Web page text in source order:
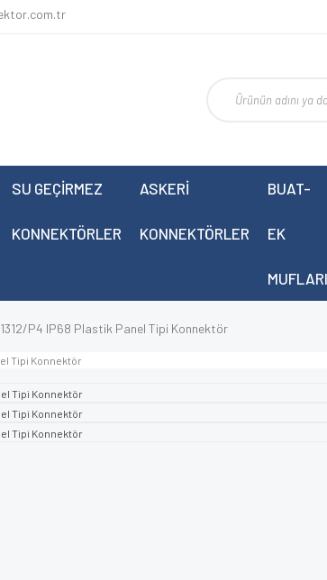
SU GEÇİRMEZ
KONNEKTÖRLER
ASKERİ
KONNEKTÖRLER
BUAT-
EK
MUFLARI
P4 IP68 Plastik Panel Tipi Konnektör